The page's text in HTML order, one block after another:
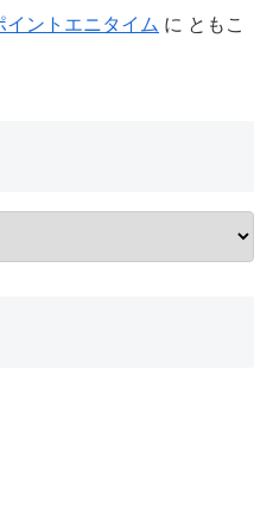
ントエニタイム に ともこ